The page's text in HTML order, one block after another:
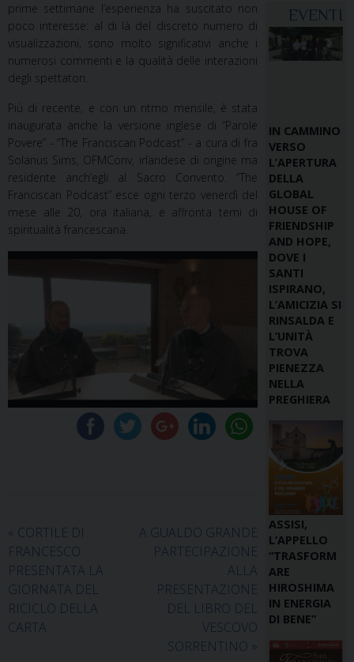
prime settimane l’esperienza ha suscitato non
poco interesse: al di là del discreto numero di
visualizzazioni, sono molto significativi anche i
numerosi commenti e la qualità delle interazioni
degli spettatori.
Più di recente, e con un ritmo mensile, è stata
inaugurata anche la versione inglese di “Parole
Povere” - “The Franciscan Podcast” - a cura di fra
Solanus Sims, OFMConv, irlandese di origine ma
residente anch’egli al Sacro Convento. “The
Franciscan Podcast” esce ogni terzo venerdì del
mese alle 20, ora italiana, e affronta temi di
spiritualità francescana.
« CORTILE DI
FRANCESCO:
PRESENTATA LA
GIORNATA DEL
RICICLO DELLA
CARTA
A GUALDO GRANDE
PARTECIPAZIONE
ALLA
PRESENTAZIONE
DEL LIBRO DEL
VESCOVO
SORRENTINO »
EVENTI
IN CAMMINO
VERSO
L’APERTURA
DELLA
GLOBAL
HOUSE OF
FRIENDSHIP
AND HOPE,
DOVE I
SANTI
ISPIRANO,
L’AMICIZIA SI
RINSALDA E
L’UNITÀ
TROVA
PIENEZZA
NELLA
PREGHIERA
ASSISI,
L’APPELLO
“TRASFORM
ARE
HIROSHIMA
IN ENERGIA
DI BENE”